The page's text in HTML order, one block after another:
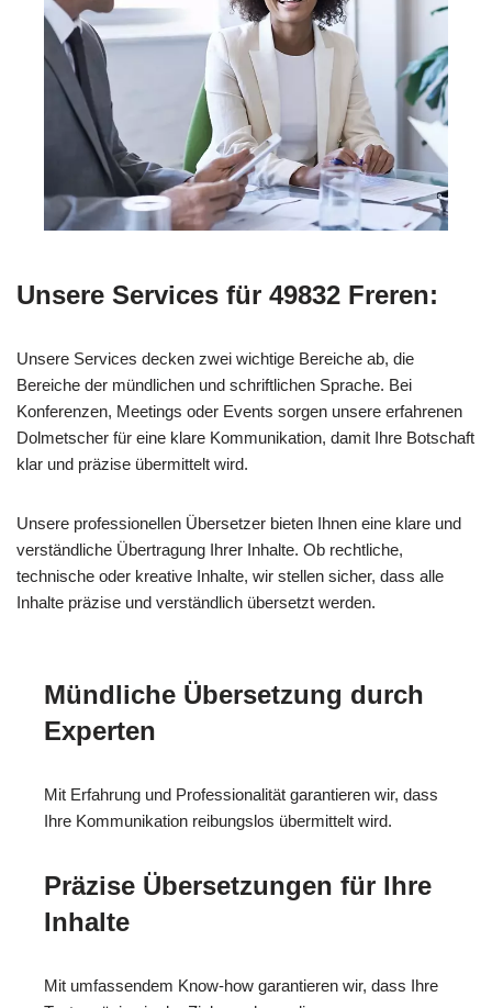
Unsere Services für 49832 Freren:
Unsere Services decken zwei wichtige Bereiche ab, die
Bereiche der mündlichen und schriftlichen Sprache. Bei
Konferenzen, Meetings oder Events sorgen unsere erfahrenen
Dolmetscher für eine klare Kommunikation, damit Ihre Botschaft
klar und präzise übermittelt wird.
Unsere professionellen Übersetzer bieten Ihnen eine klare und
verständliche Übertragung Ihrer Inhalte. Ob rechtliche,
technische oder kreative Inhalte, wir stellen sicher, dass alle
Inhalte präzise und verständlich übersetzt werden.
Mündliche Übersetzung durch
Experten
Mit Erfahrung und Professionalität garantieren wir, dass
Ihre Kommunikation reibungslos übermittelt wird.
Präzise Übersetzungen für Ihre
Inhalte
Mit umfassendem Know-how garantieren wir, dass Ihre